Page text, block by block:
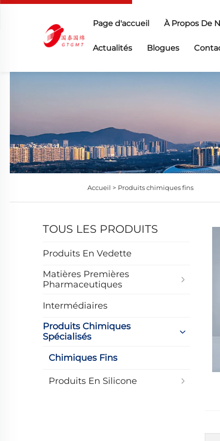
Page d'accueil À Propos De
Actualités Blogues
Accueil > Produits chimiques fins
TOUS LES PRODUITS
Produits En Vedette
Matières Premières
Pharmaceutiques
Intermédiaires
Produits Chimiques
Spécialisés
Chimiques Fins
Produits En Silicone